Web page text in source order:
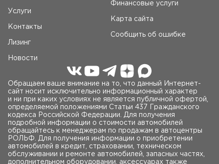
Услуги
Контакты
Лизинг
Новости
Финансовые услуги
Карта сайта
Сообщить об ошибке
Обращаем ваше внимание на то, что данный Интернет-
сайт носит исключительно информационный характер
и ни при каких условиях не является публичной офертой,
определяемой положениями Статьи 437 Гражданского
кодекса Российской Федерации. Для получения
подробной информации о стоимости автомобилей
обращайтесь к менеджерам по продажам в автоцентры
РОЛЬФ. Для получения информации о приобретении
автомобилей в кредит, страховании, техническом
обслуживании и ремонте автомобилей, запасных частях,
дополнительном оборудовании, аксессуарах также